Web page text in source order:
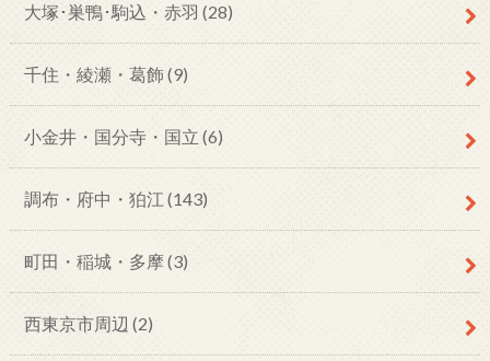
大塚･巣鴨･駒込・赤羽 (28)
千住・綾瀬・葛飾(9)
小金井・国分寺・国立 (6)
調布・府中・狛江 (143)
町田・稲城・多摩(3)
西東京市周辺 (2)